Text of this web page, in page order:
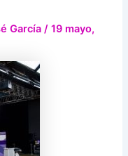
García/19 mayo,